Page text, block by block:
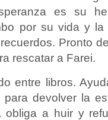
es su
por su vida y
Pronto
rescatar a Farei.
entre libros.
devolver la
a huir y